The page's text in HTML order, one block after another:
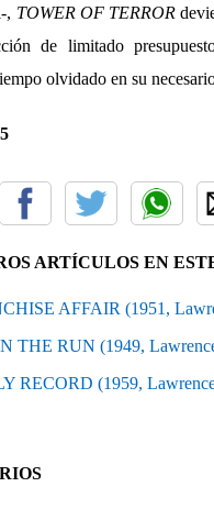
, TOWER OF TERROR
de limitado
olvidado en su
ARTÍCULOS EN
AFFAIR (1951,
THE RUN (1949,
RECORD (1959,